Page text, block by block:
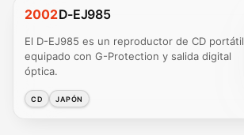
2002D-EJ985
El D-EJ985 es un reproductor de CD portátil
equipado con G-Protection y salida digital
óptica.
CD JAPÓN